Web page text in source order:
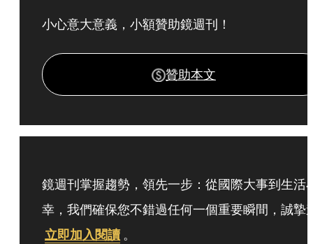
小心意大意義，小額贊助鏡週刊！
贊助本文
鏡週刊掌握趨勢，領先一步：從國際大事到生活
幸，我們確保您不錯過任何一個重要瞬間，誠摯
立即加入閱讀 。